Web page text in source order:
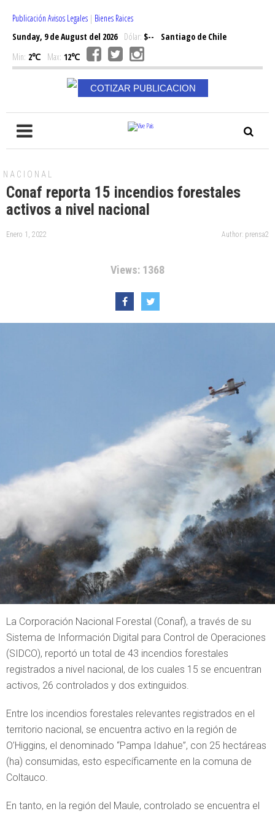
Publicación Avisos Legales | Bienes Raices
Sunday, 9 de August del 2026Dólar: $--
Santiago de Chile
Min: 2℃ Max: 12℃
COTIZAR PUBLICACION
NACIONAL
Conaf reporta 15 incendios forestales
activos a nivel nacional
Enero 1, 2022 Author: prensa2
Views: 1368
La Corporación Nacional Forestal (Conaf), a través de su
Sistema de Información Digital para Control de Operaciones
(SIDCO), reportó un total de 43 incendios forestales
registrados a nivel nacional, de los cuales 15 se encuentran
activos, 26 controlados y dos extinguidos.
Entre los incendios forestales relevantes registrados en el
territorio nacional, se encuentra activo en la región de
O’Higgins, el denominado “Pampa Idahue”, con 25 hectáreas
(ha) consumidas, esto específicamente en la comuna de
Coltauco.
En tanto, en la región del Maule, controlado se encuentra el